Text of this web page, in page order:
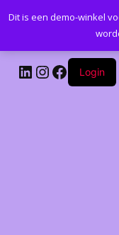
LinkedIn
Instagram
Facebook
Login
Dit is een demo-winkel